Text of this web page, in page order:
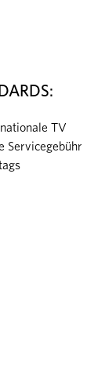
TV
Servicegebühr